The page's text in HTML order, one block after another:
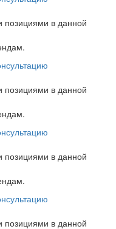
позициями в данной
позициями в данной
позициями в данной
позициями в данной